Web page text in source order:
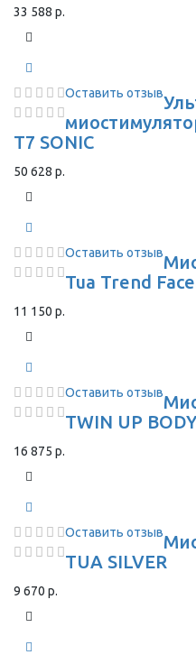
33 588 р.
Оставить отзыв
T7 SONIC
50 628 р.
Оставить отзыв
Tua Trend
11 150 р.
Оставить отзыв
TWIN UP BODY
16 875 р.
Оставить отзыв
TUA SILVER
9 670 р.